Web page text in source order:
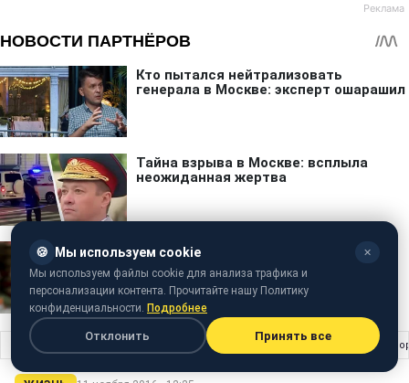
Главная Проект "Компола": у Києві шестикласники будуть
🍪 Мы используем cookie ✕
Мы используем файлы cookie для анализа трафика и
персонализации контента. Прочитайте нашу Политику
конфиденциальности. Подробнее
Отклонить Принять все